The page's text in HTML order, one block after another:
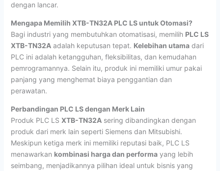
dengan lancar.
Mengapa Memilih XTB-TN32A PLC LS untuk Otomasi?
Bagi industri yang membutuhkan otomatisasi, memilih PLC LS
XTB-TN32Aadalah keputusan tepat. Kelebihan utamadari
PLC ini adalah ketangguhan, fleksibilitas, dan kemudahan
pemrogramannya. Selain itu, produk ini memiliki umur pakai
panjang yang menghemat biaya penggantian dan
perawatan.
Perbandingan PLC LS dengan Merk Lain
Produk PLC LS XTB-TN32Asering dibandingkan dengan
produk dari merk lain seperti Siemens dan Mitsubishi.
Meskipun ketiga merk ini memiliki reputasi baik, PLC LS
menawarkan kombinasi harga dan performayang lebih
seimbang, menjadikannya pilihan ideal untuk bisnis yang